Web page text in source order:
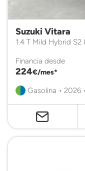
Suzuki Vitara
1.4 T Mild Hybrid S2
Financia desde
224€/mes*
Gasolina • 2026